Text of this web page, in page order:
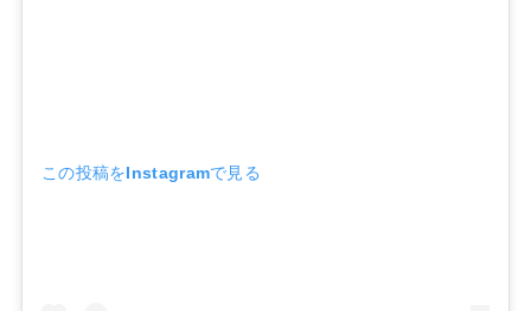
この投稿をInstagramで見る